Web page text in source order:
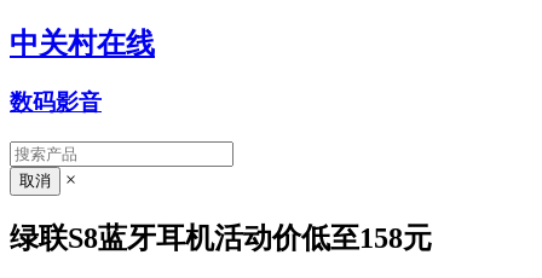
中关村在线
数码影音
×
绿联S8蓝牙耳机活动价低至158元